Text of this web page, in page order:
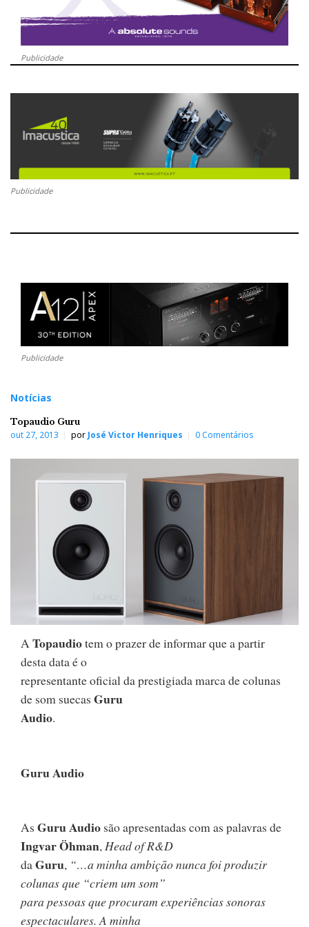
Publicidade
Publicidade
Publicidade
Notícias
Topaudio Guru
out 27, 2013 por José Victor Henriques 0 Comentários
ATopaudiotem o prazer de informar que a partir
desta data é o
representante oficial da prestigiada marca de colunas
de som suecas Guru
Audio.
Guru Audio
As Guru Audio são apresentadas com as palavras de
Ingvar Öhman,Head of R&D
daGuru, “…a minha ambição nunca foi produzir
colunas que “criem um som”
para pessoas que procuram experiências sonoras
espectaculares. A minha